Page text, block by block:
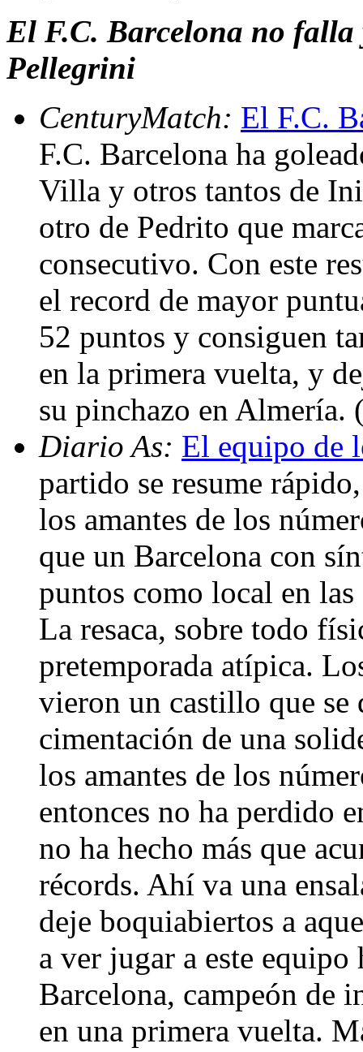
El F.C. Barcelona no
Pellegrini
CenturyMatch: El F.C.
F.C. Barcelona ha
Villa y otros tantos de
otro de Pedrito que
consecutivo. Con este
el record de mayor
52 puntos y consiguen
en la primera vuelta, y
su pinchazo en
Diario As: El equipo de
partido se resume
los amantes de los
que un Barcelona con
puntos como local en
La resaca, sobre todo
pretemporada atípica.
vieron un castillo que se
cimentación de una
los amantes de los
entonces no ha perdido
no ha hecho más que
récords. Ahí va una
deje boquiabiertos a
a ver jugar a este
Barcelona, campeón de
en una primera vuelta.